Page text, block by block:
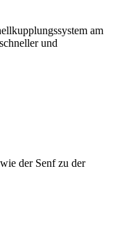
am
und
der Senf zu der